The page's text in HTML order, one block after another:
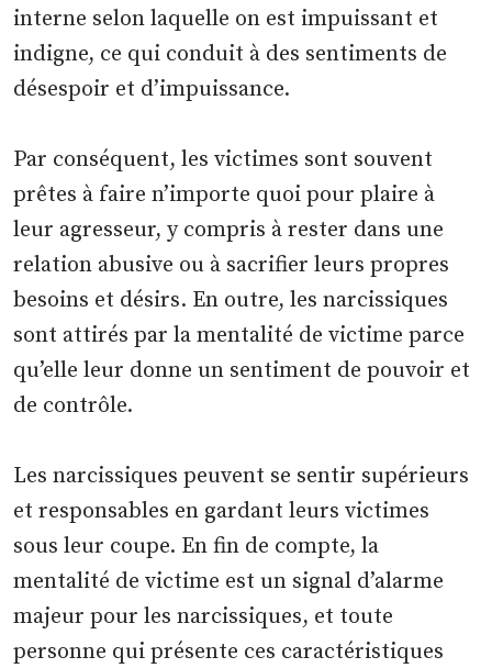
interne selon laquelle on est impuissant et
indigne, ce qui conduit à des sentiments de
désespoir et d’impuissance.
Par conséquent, les victimes sont souvent
prêtes à faire n’importe quoi pour plaire à
leur agresseur, y compris à rester dans une
relation abusive ou à sacrifier leurs propres
besoins et désirs. En outre, les narcissiques
sont attirés par la mentalité de victime parce
qu’elle leur donne un sentiment de pouvoir et
de contrôle.
Les narcissiques peuvent se sentir supérieurs
et responsables en gardant leurs victimes
sous leur coupe. En fin de compte, la
mentalité de victime est un signal d’alarme
majeur pour les narcissiques, et toute
personne qui présente ces caractéristiques